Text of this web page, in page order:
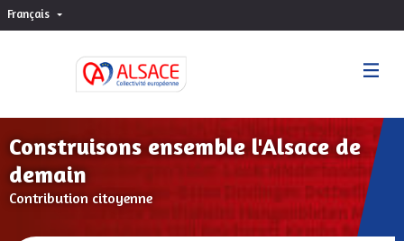
Français Choisir la langue
Construisons ensemble l'Alsace de
demain
Contribution citoyenne